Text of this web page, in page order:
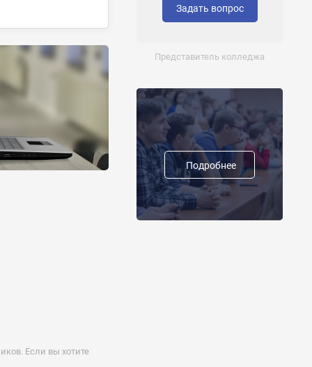
Если вы хотите
Задать вопрос
Представитель колледжа
Подробнее